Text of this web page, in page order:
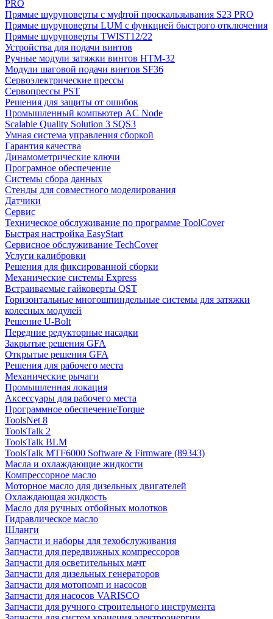
PRO
Прямые шуруповерты с муфтой проскальзывания S23 PRO
Прямые шуруповерты LUM с функцией быстрого отключения
Прямые шуруповерты TWIST12/22
Устройства для подачи винтов
Ручные модули затяжки винтов HTM-32
Модули шаговой подачи винтов SF36
Сервоэлектрические прессы
Сервопрессы PST
Решения для защиты от ошибок
Промышленный компьютер AC Node
Scalable Quality Solution 3 SQS3
Умная система управления сборкой
Гарантия качества
Динамометрические ключи
Програмное обеспечение
Системы сбора данных
Стенды для совместного моделирования
Датчики
Сервис
Техническое обслуживание по программе ToolCover
Быстрая настройка EasyStart
Cервисное обслуживание TechCover
Услуги калибровки
Решения для фиксированной сборки
Механические системы Express
Встраиваемые гайковерты QST
Горизонтальные многошпиндельные системы для затяжки
колесных модулей
Решение U-Bolt
Передние редукторные насадки
Закрытые решения GFA
Открытые решения GFA
Решения для рабочего места
Механические рычаги
Промышленная локация
Аксессуары для рабочего места
Программное обеспечениеTorque
ToolsNet 8
ToolsTalk 2
ToolsTalk BLM
ToolsTalk MTF6000 Software & Firmware (89343)
Масла и охлаждающие жидкости
Компрессорное масло
Моторное масло для дизельных двигателей
Охлаждающая жидкость
Масло для ручных отбойных молотков
Гидравлическое масло
Шланги
Запчасти и наборы для техобслуживания
Запчасти для передвижных компрессоров
Запчасти для осветительных мачт
Запчасти для дизельных генераторов
Запчасти для мотопомп и насосов
Запчасти для насосов VARISCO
Запчасти для ручного строительного инструмента